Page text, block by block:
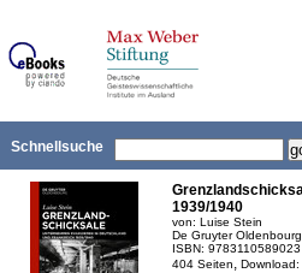
Schnellsuche
1939/1940
von: Luise Stein
De Gruyter
ISBN: 9783110589023
404 Seiten,